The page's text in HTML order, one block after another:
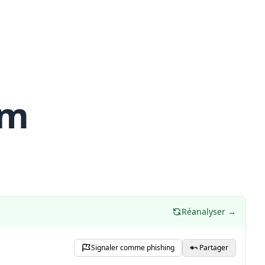
Réanalyser →
Signaler comme phishing Partager